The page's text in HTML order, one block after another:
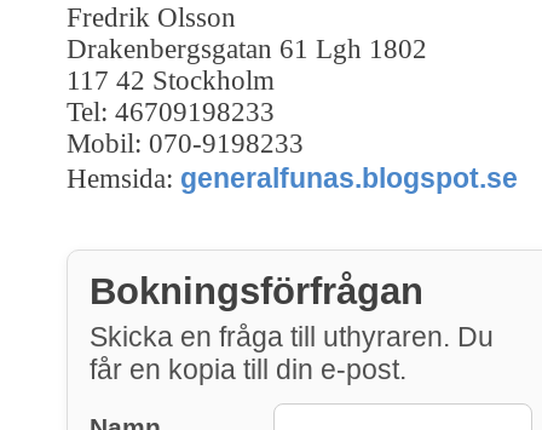
Fredrik Olsson
Drakenbergsgatan 61 Lgh 1802
117 42 Stockholm
Tel: 46709198233
Mobil: 070-9198233
Hemsida: generalfunas.blogspot.se
Bokningsförfrågan
Skicka en fråga till uthyraren. Du
får en kopia till din e-post.